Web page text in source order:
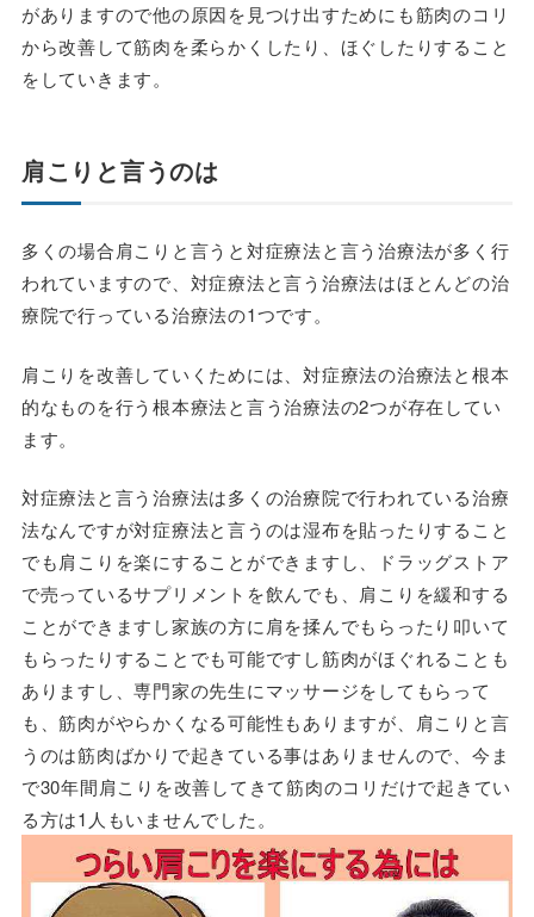
がありますので他の原因を見つけ出すためにも筋肉のコリ
から改善して筋肉を柔らかくしたり、ほぐしたりすること
をしていきます。
肩こりと言うのは
多くの場合肩こりと言うと対症療法と言う治療法が多く行
われていますので、対症療法と言う治療法はほとんどの治
療院で行っている治療法の1つです。
肩こりを改善していくためには、対症療法の治療法と根本
的なものを行う根本療法と言う治療法の2つが存在してい
ます。
対症療法と言う治療法は多くの治療院で行われている治療
法なんですが対症療法と言うのは湿布を貼ったりすること
でも肩こりを楽にすることができますし、ドラッグストア
で売っているサプリメントを飲んでも、肩こりを緩和する
ことができますし家族の方に肩を揉んでもらったり叩いて
もらったりすることでも可能ですし筋肉がほぐれることも
ありますし、専門家の先生にマッサージをしてもらって
も、筋肉がやらかくなる可能性もありますが、肩こりと言
うのは筋肉ばかりで起きている事はありませんので、今ま
で30年間肩こりを改善してきて筋肉のコリだけで起きてい
る方は1人もいませんでした。